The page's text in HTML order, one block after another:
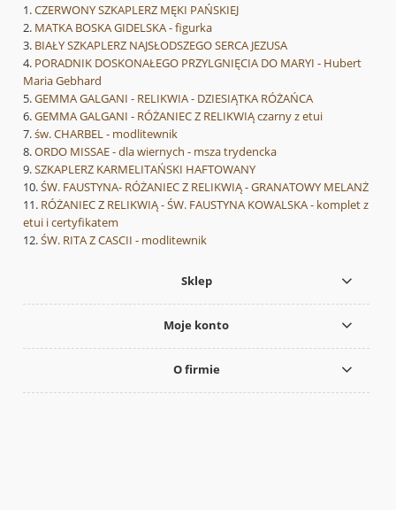
CZERWONY SZKAPLERZ MĘKI PAŃSKIEJ
MATKA BOSKA GIDELSKA - figurka
BIAŁY SZKAPLERZ NAJSŁODSZEGO SERCA JEZUSA
PORADNIK DOSKONAŁEGO PRZYLGNIĘCIA DO MARYI - Hubert
Maria Gebhard
GEMMA GALGANI - RELIKWIA - DZIESIĄTKA RÓŻAŃCA
GEMMA GALGANI - RÓŻANIEC Z RELIKWIĄ czarny z etui
św. CHARBEL - modlitewnik
ORDO MISSAE - dla wiernych - msza trydencka
SZKAPLERZ KARMELITAŃSKI HAFTOWANY
ŚW. FAUSTYNA- RÓŻANIEC Z RELIKWIĄ - GRANATOWY MELANŻ
RÓŻANIEC Z RELIKWIĄ - ŚW. FAUSTYNA KOWALSKA - komplet z
etui i certyfikatem
ŚW. RITA Z CASCII - modlitewnik
Sklep
Moje konto
O firmie